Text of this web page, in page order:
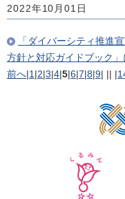
2022年10月01日
「ダイバーシティ推進
方針と対応ガイドブック」
前へ 1 2 3 4 5 6 7 8 9